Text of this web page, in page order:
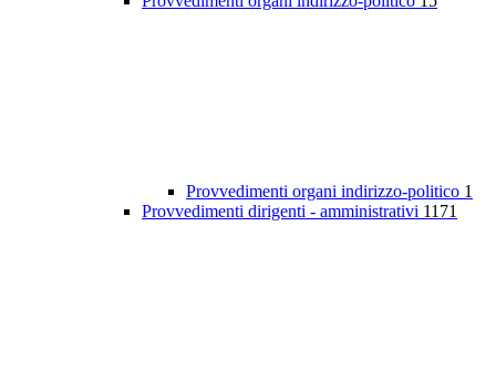
Provvedimenti organi indirizzo-politico 1
Provvedimenti dirigenti - amministrativi 1171